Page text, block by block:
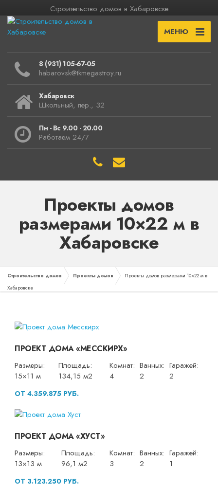
Строительство домов в Хабаровске
МЕНЮ
8 (931) 105-67-05
habarovsk@tkmegastroy.ru
Хабаровск
Школьный, пер., 32
Пн - Вс 9.00 - 20.00
Работаем 24/7
Проекты домов
размерами 10×22 м в
Хабаровске
Строительство домов Проекты домов
Проекты домов размерами 10×22 м в
Хабаровске
ПРОЕКТ ДОМА «МЕССКИРХ»
Размеры:
15×11 м
Площадь:
134,15 м2
Комнат:
4
Ванных:
2
Гаражей:
2
ОТ 4.359.875 РУБ.
ПРОЕКТ ДОМА «ХУСТ»
Размеры:
13×13 м
Площадь:
96,1 м2
Комнат:
3
Ванных:
2
Гаражей:
1
ОТ 3.123.250 РУБ.